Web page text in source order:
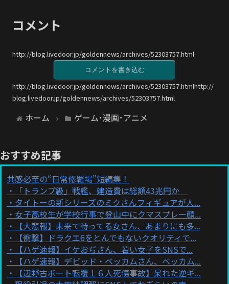
コメント
http://blog.livedoor.jp/goldennews/archives/52303757.html
コメントを書き込む
http://blog.livedoor.jp/goldennews/archives/52303757.htmlhttp://
blog.livedoor.jp/goldennews/archives/52303757.html
ホーム ゲーム･漫画･アニメ
おすすめ記事
共感必至の“日常修羅場”短編集！
「トランプ級」戦艦、建造費は総額43兆円か
タイトーの新シリーズのミクさんフィギュアが人...
女子高校生が学校行事で登山中にクマスプレー顔...
【大悲報】未来で待ってる女さん、あまりにも多...
【衝撃】ドラクエ6をとんでもないクオリティで...
【ハゲ速報】イケおぢさん、若い女子をSNSで...
【ハゲ速報】デビッド・ベッカムさん、ベッカム...
【辺野古ボート転覆１６人死傷事故】呆れた逆ギ...